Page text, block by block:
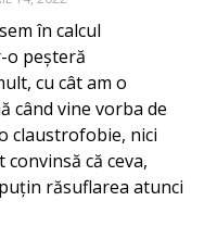
în calcul
o peșteră
cu cât am o
când vine vorba de
claustrofobie, nici
că ceva,
răsuflarea atunci